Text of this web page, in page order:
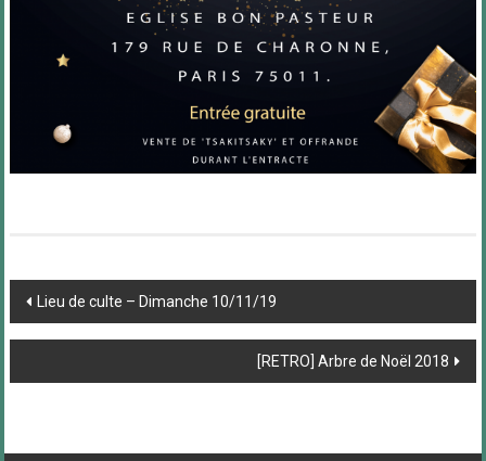
Post
navigation
Lieu de culte – Dimanche 10/11/19
[RETRO] Arbre de Noël 2018